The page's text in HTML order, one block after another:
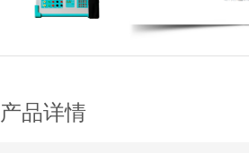
产品详情